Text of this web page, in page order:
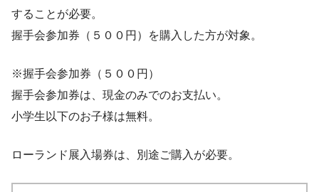
することが必要。
握手会参加券（５００円）を購入した方が対象。
※握手会参加券（５００円）
握手会参加券は、現金のみでのお支払い。
小学生以下のお子様は無料。
ローランド展入場券は、別途ご購入が必要。